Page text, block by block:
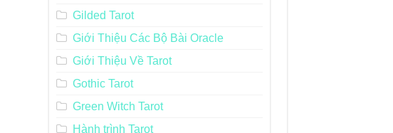
Gilded Tarot
Giới Thiệu Các Bộ Bài Oracle
Giới Thiệu Về Tarot
Gothic Tarot
Green Witch Tarot
Hành trình Tarot